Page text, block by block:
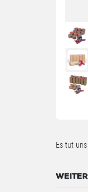
Es tut